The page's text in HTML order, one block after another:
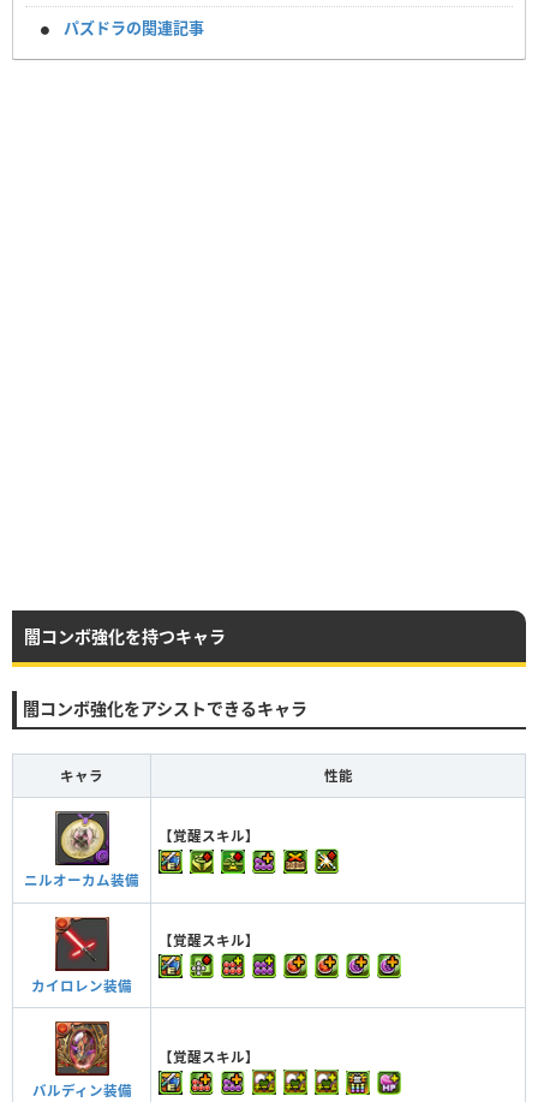
パズドラの関連記事
闇コンボ強化を持つキャラ
闇コンボ強化をアシストできるキャラ
キャラ 性能
ニルオーカム装備
【覚醒スキル】
カイロレン装備
【覚醒スキル】
バルディン装備
【覚醒スキル】